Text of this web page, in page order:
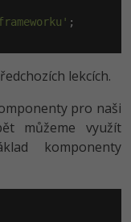
;
lekcích.
pro naši
můžeme využít
komponenty